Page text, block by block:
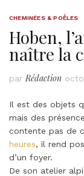
CHEMINÉES & POÊLES
Hoben,
naître la
par Rédaction
Il est des objets
mais des
contente pas de
heures, il rend
d’un foyer.
De son atelier